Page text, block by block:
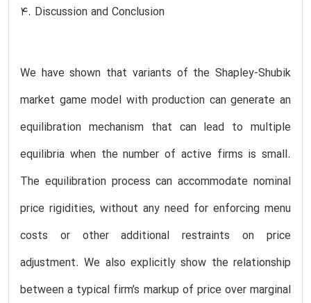
4. Discussion and Conclusion
We have shown that variants of the Shapley-Shubik
market game model with production can generate an
equilibration mechanism that can lead to multiple
equilibria when the number of active firms is small.
The equilibration process can accommodate nominal
price rigidities, without any need for enforcing menu
costs or other additional restraints on price
adjustment. We also explicitly show the relationship
between a typical firm’s markup of price over marginal